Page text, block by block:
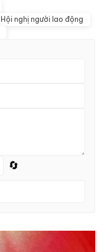
Hội nghị người lao động
🔄